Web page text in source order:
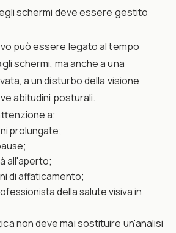
schermi deve essere gestito
può essere legato al tempo
schermi, ma anche a una
a un disturbo della visione
abitudini posturali.
a:
prolungate;
all'aperto;
di affaticamento;
della salute visiva in
non deve mai sostituire un'analisi